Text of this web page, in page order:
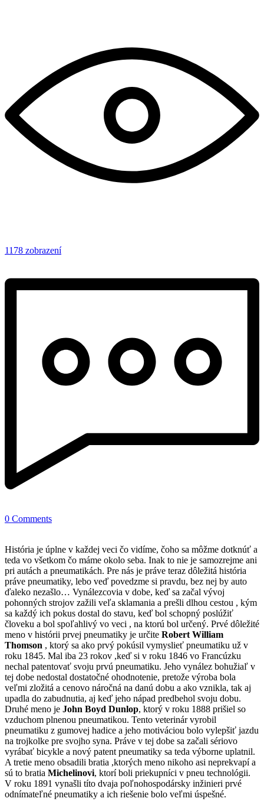
1178 zobrazení
0 Comments
História je úplne v každej veci čo vidíme, čoho sa môžme dotknúť a
teda vo všetkom čo máme okolo seba. Inak to nie je samozrejme ani
pri autách a pneumatikách. Pre nás je práve teraz dôležitá história
práve pneumatiky, lebo veď povedzme si pravdu, bez nej by auto
ďaleko nezašlo… Vynálezcovia v dobe, keď sa začal vývoj
pohonných strojov zažili veľa sklamania a prešli dlhou cestou , kým
sa každý ich pokus dostal do stavu, keď bol schopný poslúžiť
človeku a bol spoľahlivý vo veci , na ktorú bol určený. Prvé dôležité
meno v histórii prvej pneumatiky je určite Robert William
Thomson , ktorý sa ako prvý pokúsil vymyslieť pneumatiku už v
roku 1845. Mal iba 23 rokov ,keď si v roku 1846 vo Francúzku
nechal patentovať svoju prvú pneumatiku. Jeho vynález bohužiaľ v
tej dobe nedostal dostatočné ohodnotenie, pretože výroba bola
veľmi zložitá a cenovo náročná na danú dobu a ako vznikla, tak aj
upadla do zabudnutia, aj keď jeho nápad predbehol svoju dobu.
Druhé meno je John Boyd Dunlop, ktorý v roku 1888 prišiel so
vzduchom plnenou pneumatikou. Tento veterinár vyrobil
pneumatiku z gumovej hadice a jeho motiváciou bolo vylepšiť jazdu
na trojkolke pre svojho syna. Práve v tej dobe sa začali sériovo
vyrábať bicykle a nový patent pneumatiky sa teda výborne uplatnil.
A tretie meno obsadili bratia ,ktorých meno nikoho asi neprekvapí a
sú to bratia Michelinovi, ktorí boli priekupníci v pneu technológii.
V roku 1891 vynašli títo dvaja poľnohospodársky inžinieri prvé
odnímateľné pneumatiky a ich riešenie bolo veľmi úspešné.